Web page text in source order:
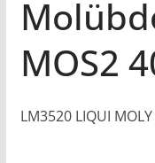
MOS2
LM3520 LIQUI MOLY